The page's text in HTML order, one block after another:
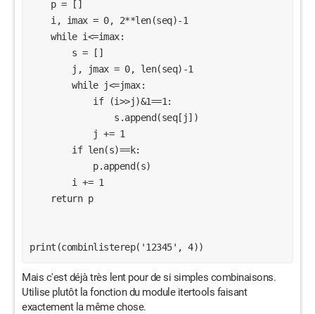
print(combinlisterep('12345', 4))
Mais c'est déjà très lent pour de si simples combinaisons.
Utilise plutôt la fonction du module itertools faisant
exactement la même chose.